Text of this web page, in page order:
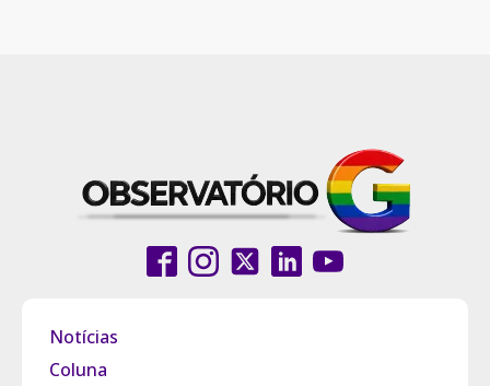
Notícias
Coluna